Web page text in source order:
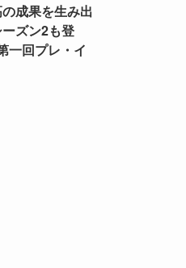
成果を生み出
ズン2も登
一回プレ・イ